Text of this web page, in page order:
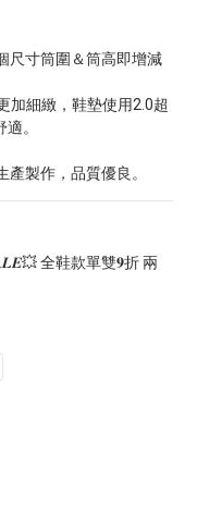
尺寸筒圍＆筒高即增減
加細緻，鞋墊使用2.0超
。
產製作，品質優良。
全鞋款單雙𝟗折 兩